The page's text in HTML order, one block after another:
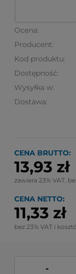
Ocena:
Producent:
Kod produktu:
Dostępność:
Wysyłka w:
Dostawa:
Cena nie
CENA BRUTTO:
13,93 zł
zawiera 23% VAT,
CENA NETTO:
11,33 zł
bez 23% VAT i
-